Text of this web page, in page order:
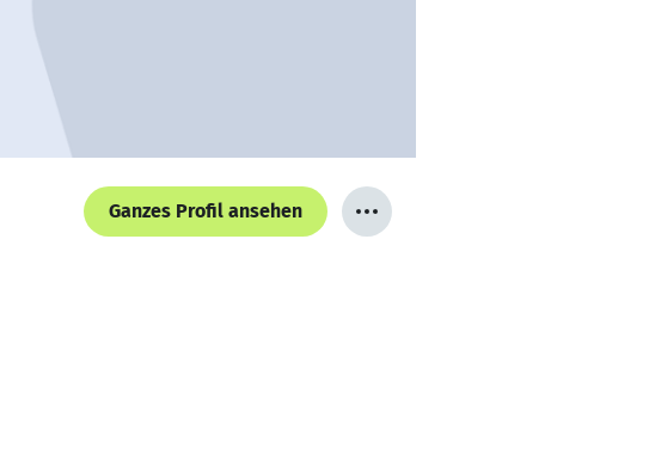
Ganzes Profil ansehen